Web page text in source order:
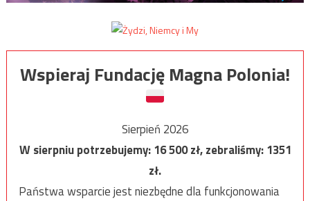
Wspieraj Fundację Magna Polonia!
Sierpień 2026
W sierpniu potrzebujemy:16 500zł, zebraliśmy:1351
zł.
Państwa wsparcie jest niezbędne dla funkcjonowania